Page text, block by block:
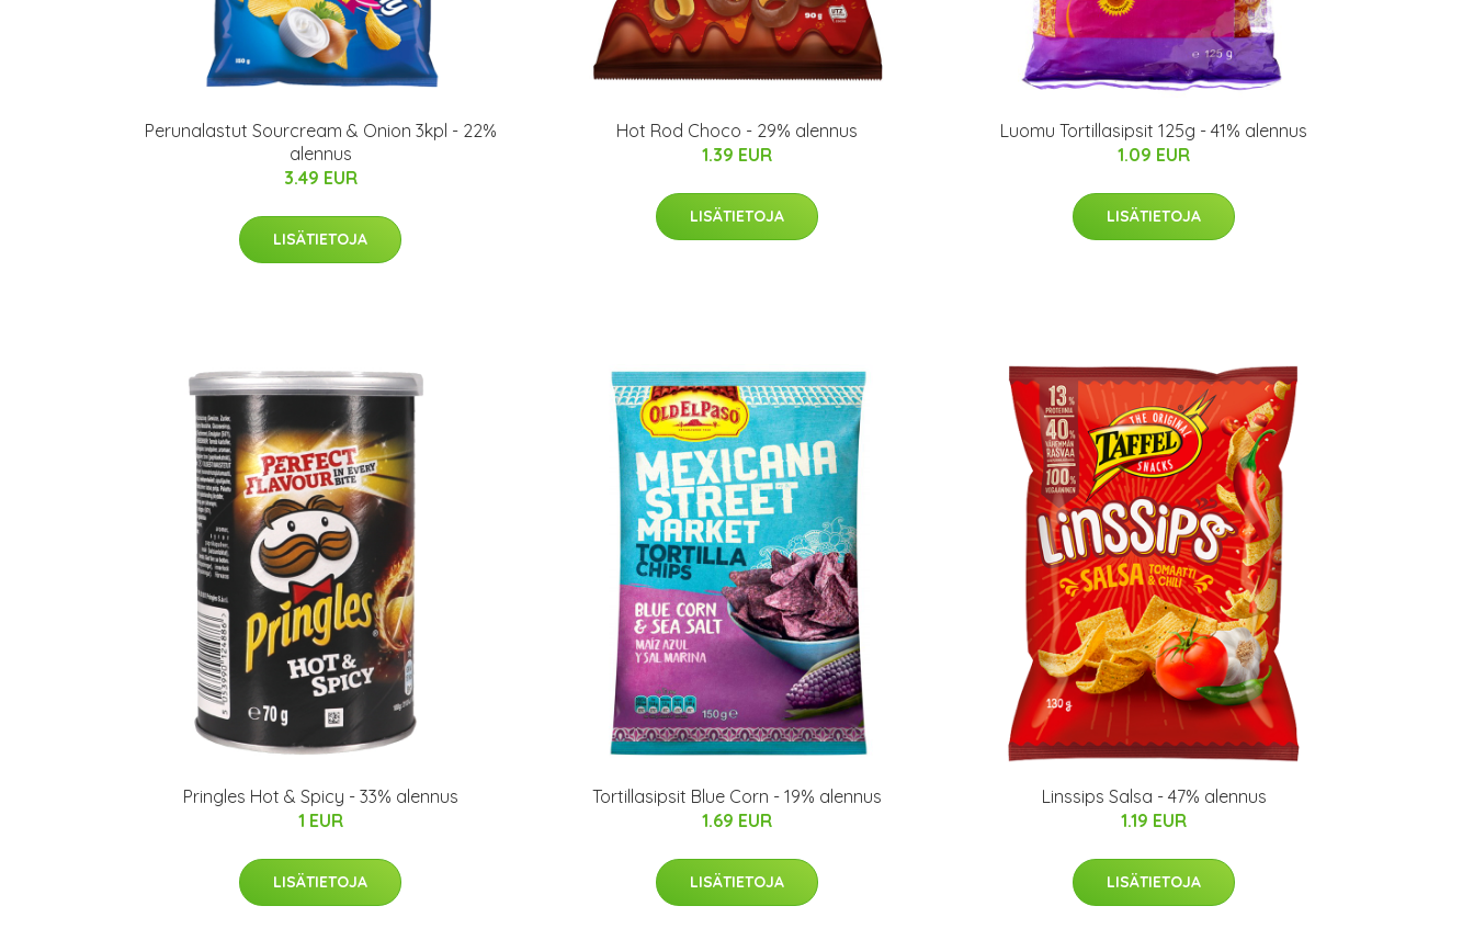
Perunalastut Sourcream & Onion 3kpl - 22%
alennus
3.49 EUR
LISÄTIETOJA
Hot Rod Choco - 29% alennus
1.39 EUR
LISÄTIETOJA
Luomu Tortillasipsit 125g - 41% alennus
1.09 EUR
LISÄTIETOJA
Pringles Hot & Spicy - 33% alennus
1 EUR
LISÄTIETOJA
Tortillasipsit Blue Corn - 19% alennus
1.69 EUR
LISÄTIETOJA
Linssips Salsa - 47% alennus
1.19 EUR
LISÄTIETOJA